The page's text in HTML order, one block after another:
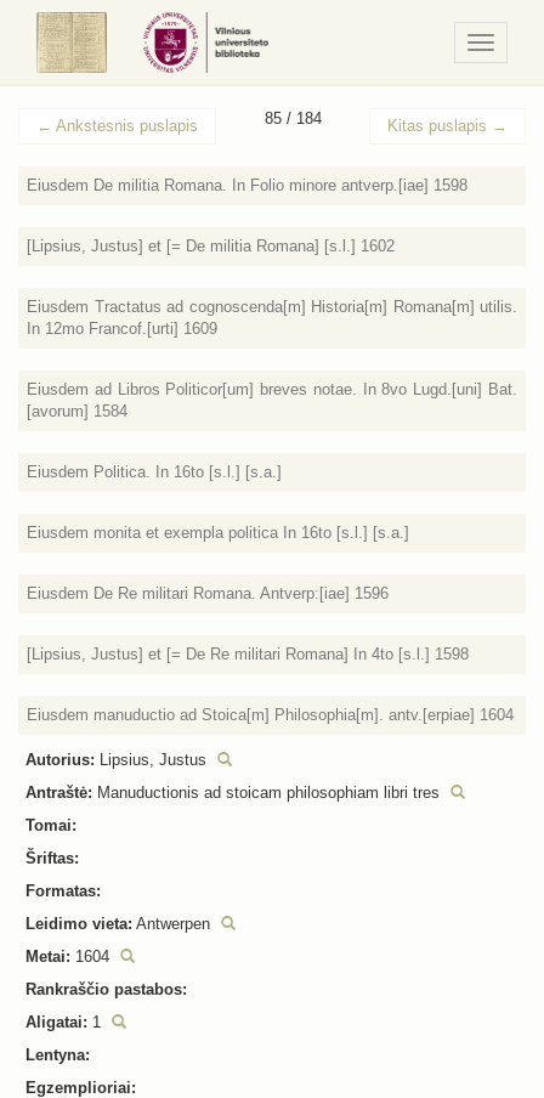
/
Meniu
← Ankstesnis puslapis 85 / 184 Kitas puslapis →
Eiusdem De militia Romana. In Folio minore antverp.[iae] 1598
[Lipsius, Justus] et [= De militia Romana] [s.l.] 1602
Eiusdem Tractatus ad cognoscenda[m] Historia[m] Romana[m] utilis.
In 12mo Francof.[urti] 1609
Eiusdem ad Libros Politicor[um] breves notae. In 8vo Lugd.[uni] Bat.
[avorum] 1584
Eiusdem Politica. In 16to [s.l.] [s.a.]
Eiusdem monita et exempla politica In 16to [s.l.] [s.a.]
Eiusdem De Re militari Romana. Antverp:[iae] 1596
[Lipsius, Justus] et [= De Re militari Romana] In 4to [s.l.] 1598
Eiusdem manuductio ad Stoica[m] Philosophia[m]. antv.[erpiae] 1604
Autorius: Lipsius, Justus
Antraštė: Manuductionis ad stoicam philosophiam libri tres
Tomai:
Šriftas:
Formatas:
Leidimo vieta: Antwerpen
Metai: 1604
Rankraščio pastabos:
Aligatai: 1
Lentyna:
Egzemplioriai: